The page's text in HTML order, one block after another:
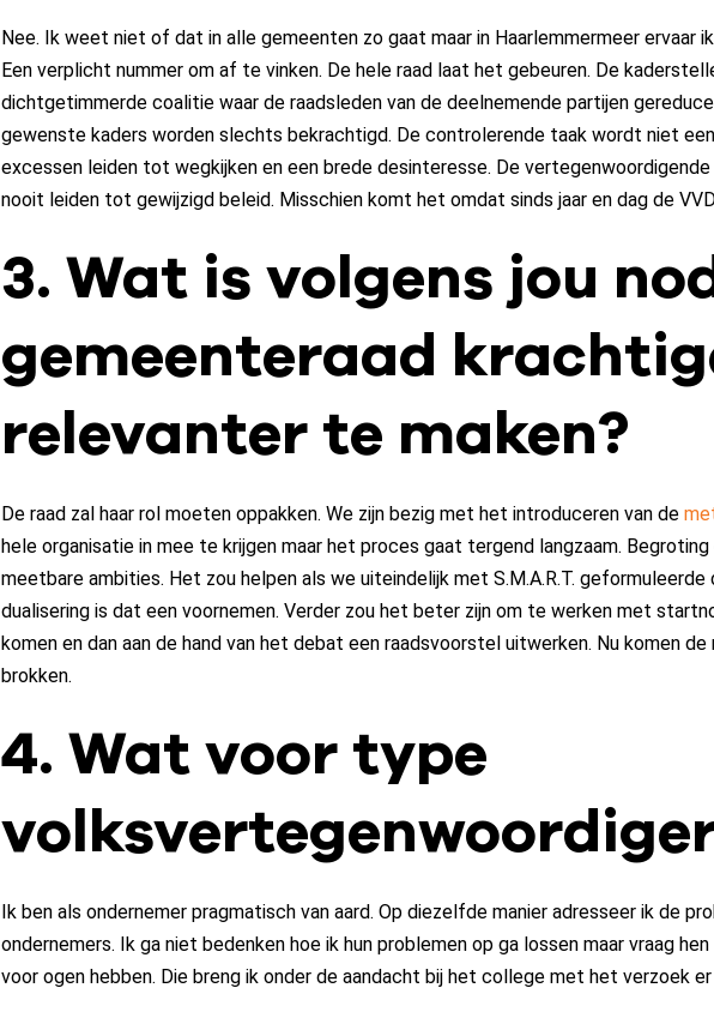
Nee. Ik weet niet of dat in alle gemeenten zo gaat maar in Haarlemmermeer ervaar
Een verplicht nummer om af te vinken. De hele raad laat het gebeuren. De
dichtgetimmerde coalitie waar de raadsleden van de deelnemende partijen
gewenste kaders worden slechts bekrachtigd. De controlerende taak wordt niet
excessen leiden tot wegkijken en een brede desinteresse. De
nooit leiden tot gewijzigd beleid. Misschien komt het omdat sinds jaar en dag de
3. Wat is volgens jou
gemeenteraad
relevanter te maken?
De raad zal haar rol moeten oppakken. We zijn bezig met het introduceren van de
hele organisatie in mee te krijgen maar het proces gaat tergend langzaam.
meetbare ambities. Het zou helpen als we uiteindelijk met S.M.A.R.T. geformuleerde
dualisering is dat een voornemen. Verder zou het beter zijn om te werken met
komen en dan aan de hand van het debat een raadsvoorstel uitwerken. Nu komen
brokken.
4. Wat voor type
Ik ben als ondernemer pragmatisch van aard. Op diezelfde manier adresseer ik de
ondernemers. Ik ga niet bedenken hoe ik hun problemen op ga lossen maar vraag
voor ogen hebben. Die breng ik onder de aandacht bij het college met het verzoek